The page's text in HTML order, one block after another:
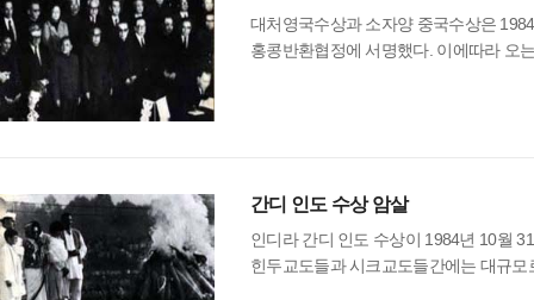
대처영국수상과 소자양 중국수상은
홍콩반환협정에 서명했다. 이에따라 오
간디 인도 수상 암살
인디라 간디 인도 수상이 1984년 10월
힌두교도들과 시크교도들간에는 대규